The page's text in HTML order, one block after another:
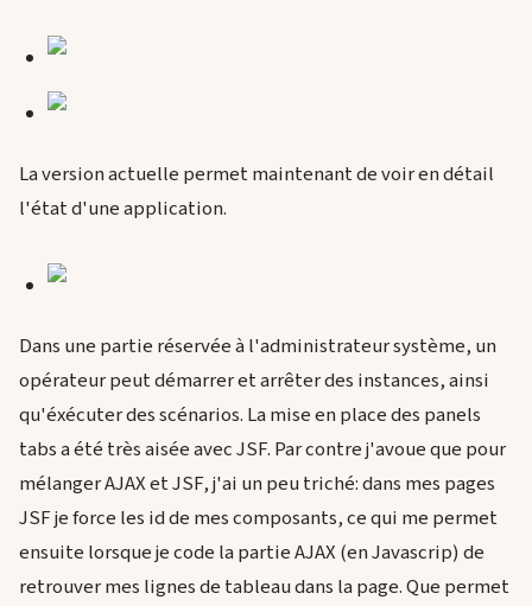
La version actuelle permet maintenant de voir en détail
l'état d'une application.
Dans une partie réservée à l'administrateur système, un
opérateur peut démarrer et arrêter des instances, ainsi
qu'éxécuter des scénarios. La mise en place des panels
tabs a été très aisée avec JSF. Par contre j'avoue que pour
mélanger AJAX et JSF, j'ai un peu triché: dans mes pages
JSF je force les id de mes composants, ce qui me permet
ensuite lorsque je code la partie AJAX (en Javascrip) de
retrouver mes lignes de tableau dans la page. Que permet